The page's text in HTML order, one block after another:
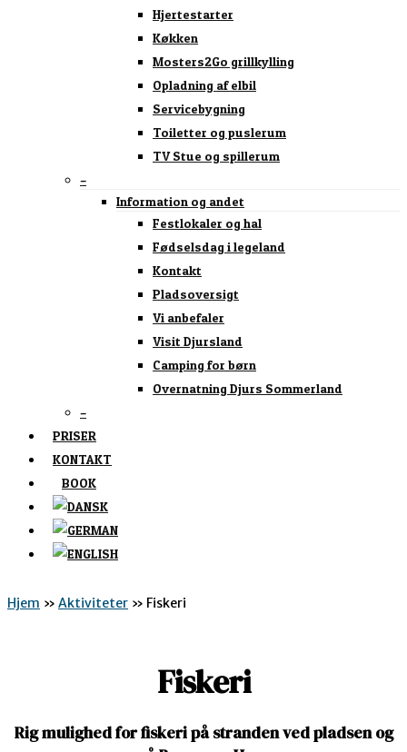
Hjertestarter
Køkken
Mosters2Go grillkylling
Opladning af elbil
Servicebygning
Toiletter og puslerum
TV Stue og spillerum
–
Information og andet
Festlokaler og hal
Fødselsdag i legeland
Kontakt
Pladsoversigt
Vi anbefaler
Visit Djursland
Camping for børn
Overnatning Djurs Sommerland
–
PRISER
KONTAKT
BOOK
Hjem » Aktiviteter » Fiskeri
Fiskeri
Rig mulighed for fiskeri på stranden ved pladsen og